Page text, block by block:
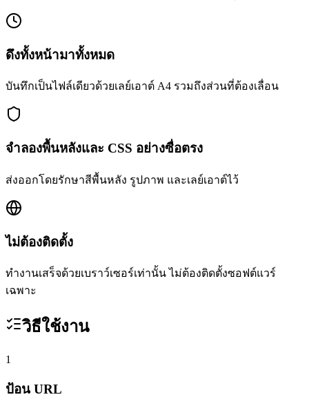
ดึงทั้งหน้ามาทั้งหมด
บันทึกเป็นไฟล์เดียวด้วยเลย์เอาต์ A4 รวมถึงส่วนที่ต้องเลื่อน
จำลองพื้นหลังและ CSS อย่างซื่อตรง
ส่งออกโดยรักษาสีพื้นหลัง รูปภาพ และเลย์เอาต์ไว้
ไม่ต้องติดตั้ง
ทำงานเสร็จด้วยเบราว์เซอร์เท่านั้น ไม่ต้องติดตั้งซอฟต์แวร์
เฉพาะ
วิธีใช้งาน
1
ป้อน URL